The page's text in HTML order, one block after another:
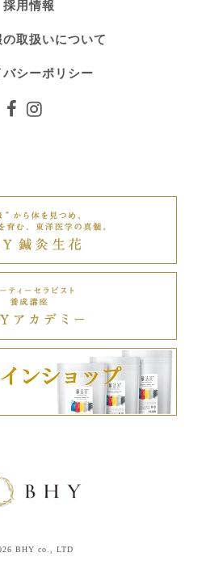
採用情報
取扱いについて
バシーポリシー
BHY co., LTD